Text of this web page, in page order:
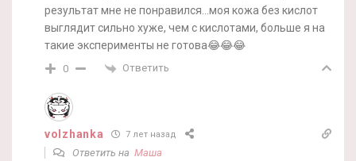
результат мне не понравился…моя кожа без кислот
выглядит сильно хуже, чем с кислотами, больше я на
такие эксперименты не готова😂😂😂
0 Ответить
volzhanka 7 лет назад
Ответить на Маша